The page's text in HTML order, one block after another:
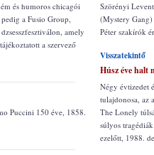
és humoros chicagói
a Fusio Group,
amely
a szervező
Puccini 150 éve, 1858.
Szörényi
(Mystery Gang)
Péter szakírók
Visszatekintő
Húsz éve halt
Négy évtizedet
tulajdonosa, az
The Lonely
súlyos
ezelőtt, 1988.